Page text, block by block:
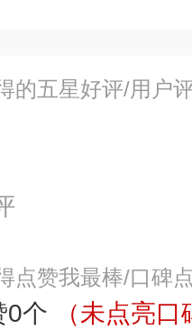
的五星好评/用户
点赞我最棒/口碑
0个
（未点亮